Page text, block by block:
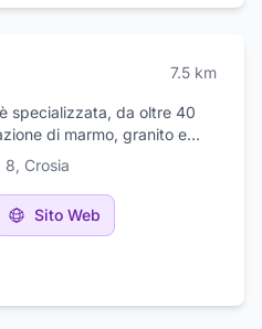
provvede al disbrigo di
7.5 km
specializzata, da oltre 40
di marmo, granito e
e crea in modo
per interni che
quali banchine,
e cucine, pavimenti,
granito e pietra
che lucidi, ed ancora arte
OKITE. Siamo
8, Crosia
Sito Web